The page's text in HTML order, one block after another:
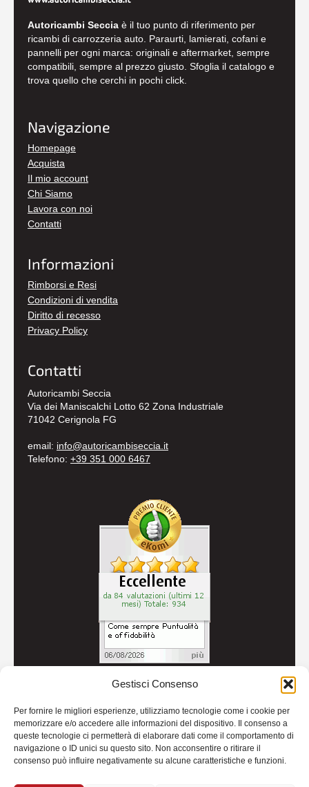
Gestisci Consenso
Per fornire le migliori esperienze, utilizziamo tecnologie come i cookie per
memorizzare e/o accedere alle informazioni del dispositivo. Il consenso a
queste tecnologie ci permetterà di elaborare dati come il comportamento di
navigazione o ID unici su questo sito. Non acconsentire o ritirare il
consenso può influire negativamente su alcune caratteristiche e funzioni.
Autoricambi Seccia è il tuo punto di riferimento per
ricambi di carrozzeria auto. Paraurti, lamierati, cofani e
pannelli per ogni marca: originali e aftermarket, sempre
compatibili, sempre al prezzo giusto. Sfoglia il catalogo e
trova quello che cerchi in pochi click.
Navigazione
Homepage
Acquista
Il mio account
Chi Siamo
Lavora con noi
Contatti
Informazioni
Rimborsi e Resi
Condizioni di vendita
Diritto di recesso
Privacy Policy
Contatti
Autoricambi Seccia
Via dei Maniscalchi Lotto 62 Zona Industriale
71042 Cerignola FG
email: info@autoricambiseccia.it
Telefono: +39 351 000 6467
Credits